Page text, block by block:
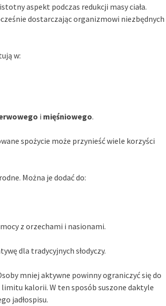
aspekt podczas redukcji masy ciała.
dostarczając organizmowi niezbędnych
w:
i mięśniowego.
spożycie może przynieść wiele korzyści
Można je dodać do:
z orzechami i nasionami.
dla tradycyjnych słodyczy.
mniej aktywne powinny ograniczyć się do
kalorii. W ten sposób suszone daktyle
jadłospisu.